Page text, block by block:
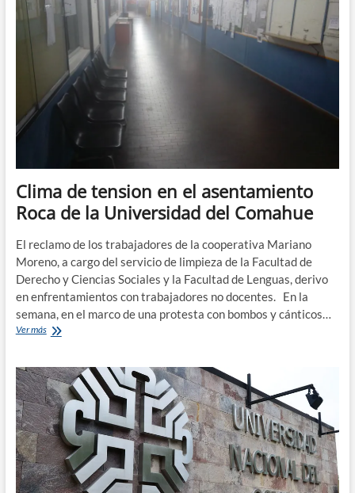
se
el
conflicto
FADECS/FADEL
Clima de tension en el asentamiento
Roca de la Universidad del Comahue
El reclamo de los trabajadores de la cooperativa Mariano
Moreno, a cargo del servicio de limpieza de la Facultad de
Derecho y Ciencias Sociales y la Facultad de Lenguas, derivo
en enfrentamientos con trabajadores no docentes. En la
semana, en el marco de una protesta con bombos y cánticos…
Ver másClima
en
el
asentamiento
Roca
de
la
Universidad
del
Comahue